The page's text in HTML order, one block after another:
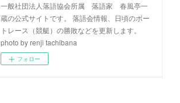
一般社団法人落語協会所属 落語家 春風亭一
蔵の公式サイトです。 落語会情報、日頃のボー
トレース（競艇）の勝敗などを更新します。
photo by renji tachibana
フォロー